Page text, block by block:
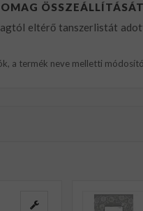
eltérő tanszerlistát
a termék neve melletti